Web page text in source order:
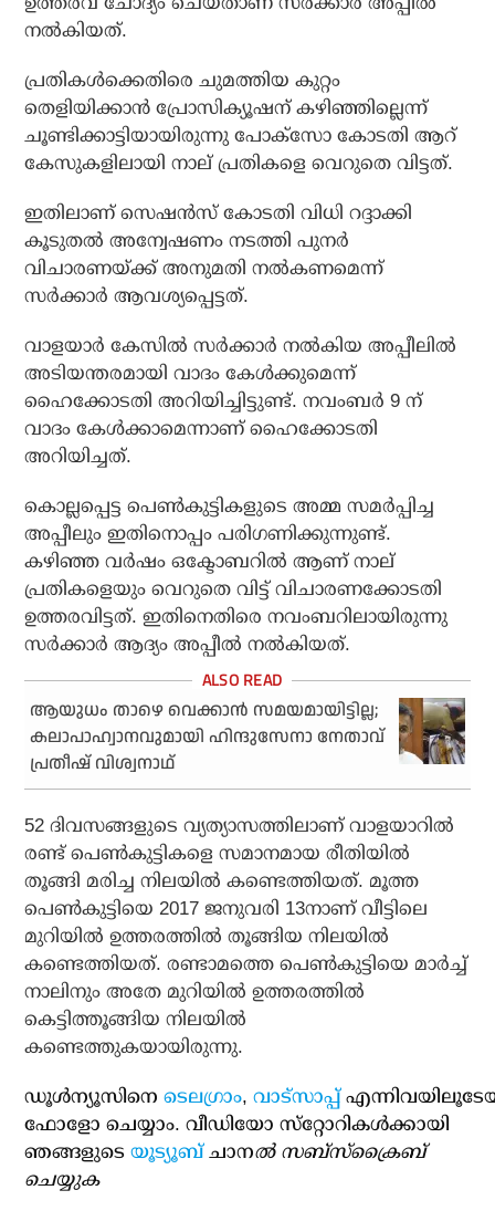
നല്‍കിയത്.
പ്രതികള്‍ക്കെതിരെ ചുമത്തിയ കുറ്റം
തെളിയിക്കാന്‍ പ്രോസിക്യൂഷന് കഴിഞ്ഞില്ലെന്ന്
ചൂണ്ടിക്കാട്ടിയായിരുന്നു പോക്സോ കോടതി ആറ്
കേസുകളിലായി നാല് പ്രതികളെ വെറുതെ വിട്ടത്.
ഇതിലാണ് സെഷന്‍സ് കോടതി വിധി റദ്ദാക്കി
കൂടുതല്‍ അന്വേഷണം നടത്തി പുനര്‍
വിചാരണയ്ക്ക് അനുമതി നല്‍കണമെന്ന്
സര്‍ക്കാര്‍ ആവശ്യപ്പെട്ടത്.
വാളയാര്‍ കേസില്‍ സര്‍ക്കാര്‍ നല്‍കിയ അപ്പീലില്‍
അടിയന്തരമായി വാദം കേള്‍ക്കുമെന്ന്
ഹൈക്കോടതി അറിയിച്ചിട്ടുണ്ട്. നവംബര്‍ 9 ന്
വാദം കേള്‍ക്കാമെന്നാണ് ഹൈക്കോടതി
അറിയിച്ചത്.
കൊല്ലപ്പെട്ട പെണ്‍കുട്ടികളുടെ അമ്മ സമര്‍പ്പിച്ച
അപ്പീലും ഇതിനൊപ്പം പരിഗണിക്കുന്നുണ്ട്.
കഴിഞ്ഞ വര്‍ഷം ഒക്ടോബറില്‍ ആണ് നാല്
പ്രതികളെയും വെറുതെ വിട്ട് വിചാരണക്കോടതി
ഉത്തരവിട്ടത്. ഇതിനെതിരെ നവംബറിലായിരുന്നു
സര്‍ക്കാര്‍ ആദ്യം അപ്പീല്‍ നല്‍കിയത്.
ആയുധം താഴെ വെക്കാന്‍ സമയമായിട്ടില്ല;
കലാപാഹ്വാനവുമായി ഹിന്ദുസേനാ നേതാവ്
പ്രതീഷ് വിശ്വനാഥ്
52 ദിവസങ്ങളുടെ വ്യത്യാസത്തിലാണ് വാളയാറില്‍
രണ്ട് പെണ്‍കുട്ടികളെ സമാനമായ രീതിയില്‍
തൂങ്ങി മരിച്ച നിലയില്‍ കണ്ടെത്തിയത്. മൂത്ത
പെണ്‍കുട്ടിയെ 2017 ജനുവരി 13നാണ് വീട്ടിലെ
മുറിയില്‍ ഉത്തരത്തില്‍ തൂങ്ങിയ നിലയില്‍
കണ്ടെത്തിയത്. രണ്ടാമത്തെ പെണ്‍കുട്ടിയെ മാര്‍ച്ച്
നാലിനും അതേ മുറിയില്‍ ഉത്തരത്തില്‍
കെട്ടിത്തൂങ്ങിയ നിലയില്‍
കണ്ടെത്തുകയായിരുന്നു.
ഡൂള്‍ന്യൂസിനെടെലഗ്രാം,വാട്‌സാപ്പ്
ഫോളോ ചെയ്യാം. വീഡിയോ സ്‌റ്റോറികള്‍ക്കായി
ഞങ്ങളുടെയൂട്യൂബ്ചാനല്‍ സബ്‌സ്‌ക്രൈബ്
ചെയ്യുക